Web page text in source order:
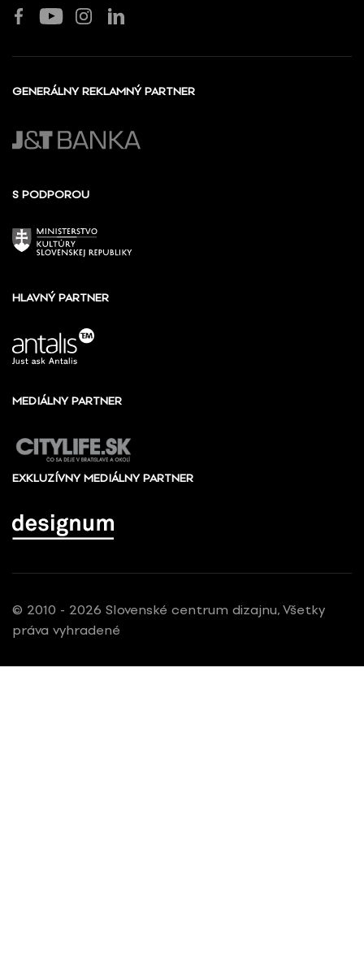
GENERÁLNY REKLAMNÝ PARTNER
S PODPOROU
HLAVNÝ PARTNER
MEDIÁLNY PARTNER
EXKLUZÍVNY MEDIÁLNY PARTNER
© 2010 - 2026 Slovenské centrum dizajnu, Všetky
práva vyhradené